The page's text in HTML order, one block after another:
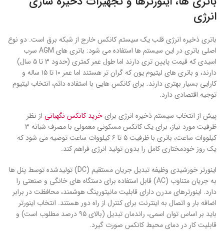
انرژی
باتری ذخیره انرژی قلب یک سیستم کانکس خارج از شبکه برق است. دو نوع
اصلی باتری در این سیستم ها استفاده می شود: باتری های AGM سرب
اسیدی که قیمت پایین تری دارند اما طول عمر کمتری (حدود ۳ تا ۵ سال)
دارند، و باتری های لیتیوم یون که گران تر هستند اما عمر ۱۰ تا ۱۵ ساله و
کارایی بسیار بهتری دارند. برای کانکس هایی با استفاده دائم، انتخاب لیتیوم
توجیه اقتصادی دارد.
پیش از انتخاب سیستم ذخیره انرژی برایخرید کانکس نگهبانی از نظر
ظرفیت مورد نیاز، برای یک کانکس مسکونی معمولی با مصرف شبانه ۳
کیلووات ساعت، باتری با ظرفیت ۵ تا ۶ کیلووات ساعت توصیه می شود که
یک روز خودمختاری کامل را بدون تولید انرژی فراهم کند.
اینورتر خورشیدی وظیفه تبدیل جریان مستقیم (DC) تولیدشده توسط پنل ها
به جریان متناوب (AC) قابل استفاده برای دستگاه های خانگی و صنعتی را
دارد. اینورترهای مدرن دارای قابلیت مانیتورینگ هوشمند، محافظت در برابر
اضافه بار و اتصال به اینترنت برای کنترل از راه دور هستند. انتخاب اینورتر
باید بر اساس توان اسمی، راندمان تبدیل (بالای ۹۵ درصد مطلوب است) و
قابلیت کار در دمای محیط کانکس صورت گیرد.